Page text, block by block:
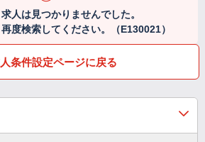
人は見つかりませんでした。
度検索してください。（E130021）
条件設定ページに戻る